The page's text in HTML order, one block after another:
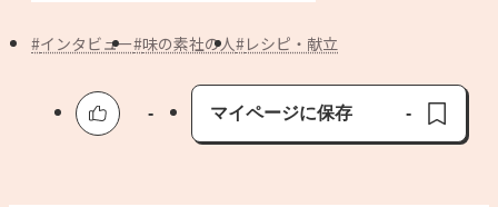
お買い物
AJINOMOTO PARK とは
インタビュー 味の素社の人 レシピ・献立
-
マイページに保存
保存済み
-